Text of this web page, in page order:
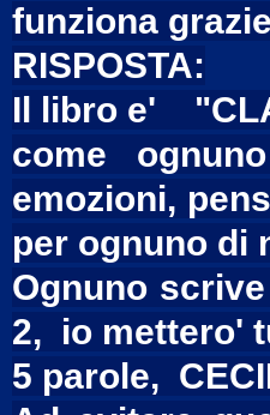
funziona
RISPOSTA:
Il libro e'
come
emozioni,
per ognuno di
Ognuno
2, io mettero'
5 parole,